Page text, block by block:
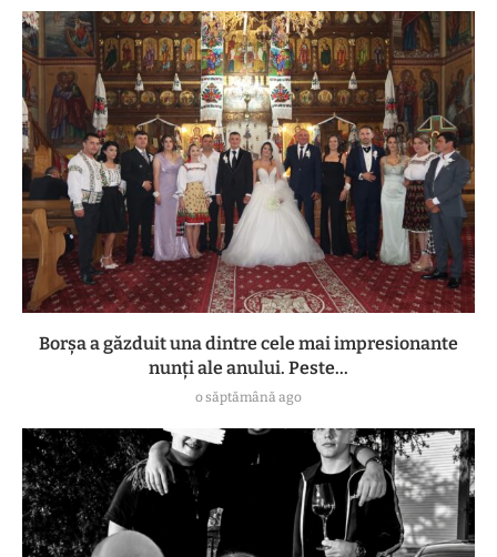
Borșa a găzduit una dintre cele mai impresionante
nunți ale anului. Peste...
o săptămână ago